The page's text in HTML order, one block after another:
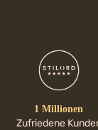
1 Millionen
Zufriedene